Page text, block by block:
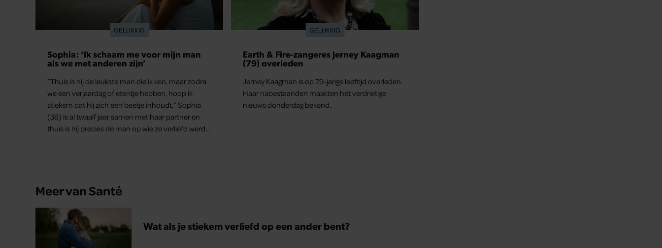
GELUKKIG
Sophia: ‘Ik schaam me voor mijn man
als we met anderen zijn’
“Thuis is hij de leukste man die ik ken, maar zodra
we een verjaardag of etentje hebben, hoop ik
stiekem dat hij zich een beetje inhoudt.” Sophia
(38) is al twaalf jaar samen met haar partner en
thuis is hij precies de man op wie ze verliefd werd:
GELUKKIG
Earth & Fire-zangeres Jerney Kaagman
(79) overleden
Jerney Kaagman is op 79-jarige leeftijd overleden.
Haar nabestaanden maakten het verdrietige
nieuws donderdag bekend.
Meer van Santé
Wat als je stiekem verliefd op een ander bent?